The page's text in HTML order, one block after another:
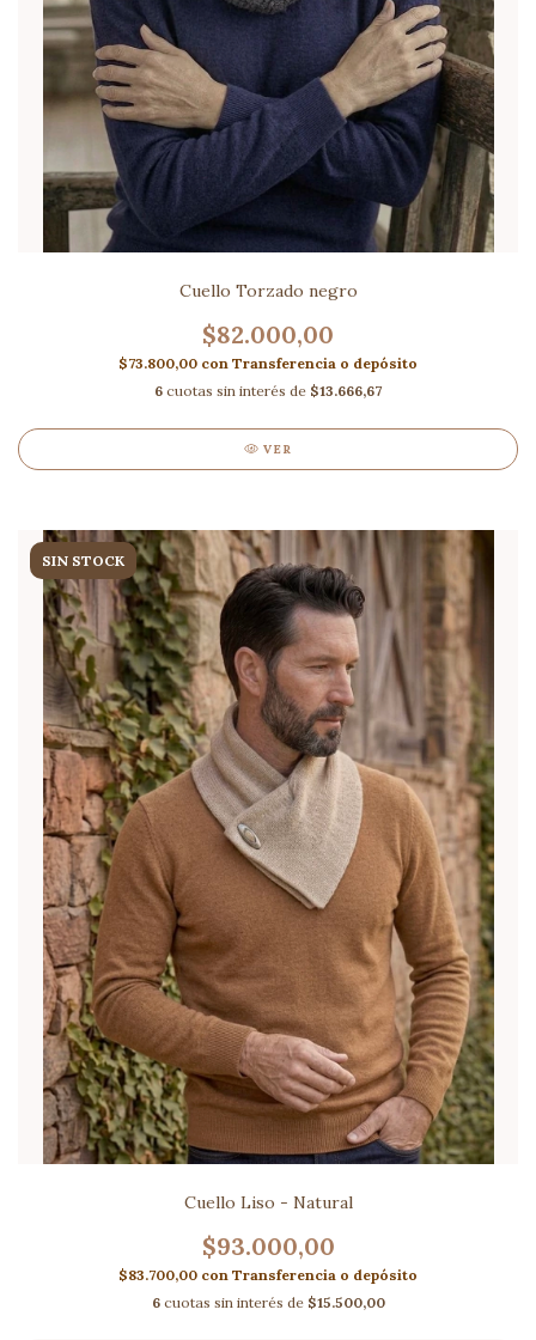
Cuello Torzado negro
$82.000,00
$73.800,00 con Transferencia o depósito
6 cuotas sin interés de $13.666,67
VER
SIN STOCK
Cuello Liso - Natural
$93.000,00
$83.700,00 con Transferencia o depósito
6 cuotas sin interés de $15.500,00